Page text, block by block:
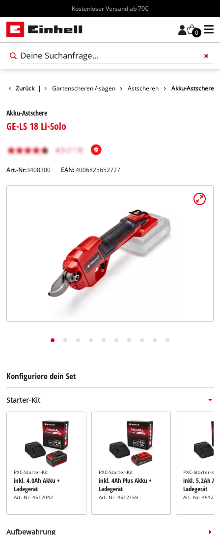
Kostenloser Versand ab 70€
0
Zurück |
Garten Gartenscheren /-sägen Astscheren Akku-Astschere
Akku-Astschere
GE-LS 18 Li-Solo
Art.-Nr:3408300 EAN:4006825652727
Konfiguriere dein Set
Starter-Kit
PXC-Starter-Kit
inkl. 4,0Ah Akku +
Ladegerät
Art.-Nr: 4512042
PXC-Starter-Kit
inkl. 4Ah Plus Akku +
Ladegerät
Art.-Nr: 4512159
PXC-Starter-Kit
inkl. 5,2Ah
Ladegerät
Art.-Nr:
Aufbewahrung